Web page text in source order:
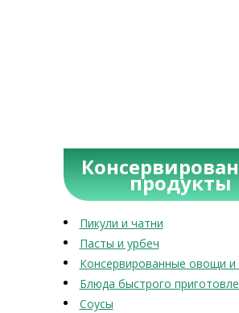
продукты
Пикули и чатни
Пасты и урбеч
Консервированные овощи и
Блюда быстрого
Соусы